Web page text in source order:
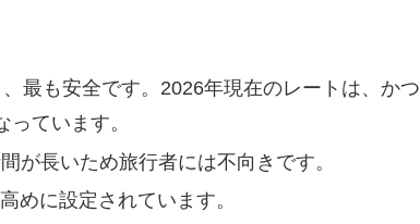
最も安全です。2026年現在のレートは、かつ
ています。
が長いため旅行者には不向きです。
めに設定されています。